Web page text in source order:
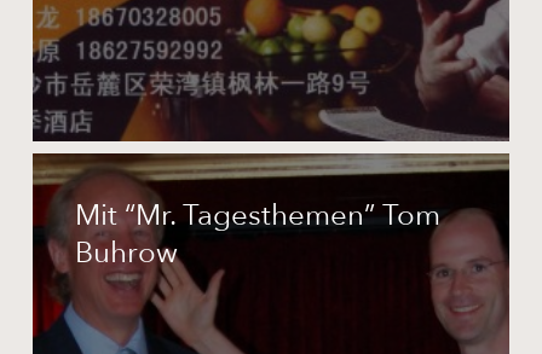
Mit
“Mr.
Tagesthemen”
Tom
Buhrow
Mit “Mr. Tagesthemen” Tom
Buhrow